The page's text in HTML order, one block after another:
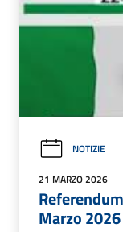
NOTIZIE
21 MARZO 2026
Marzo 2026